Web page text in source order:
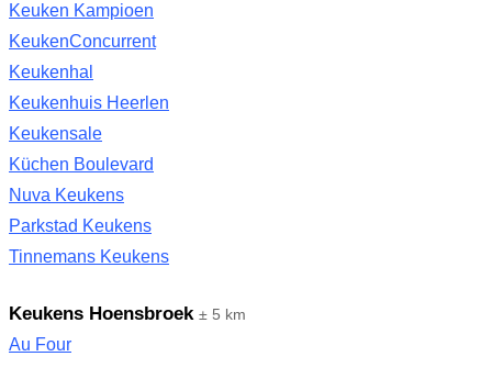
Keuken Kampioen
KeukenConcurrent
Keukenhal
Keukenhuis Heerlen
Keukensale
Küchen Boulevard
Nuva Keukens
Parkstad Keukens
Tinnemans Keukens
Keukens Hoensbroek ± 5 km
Au Four